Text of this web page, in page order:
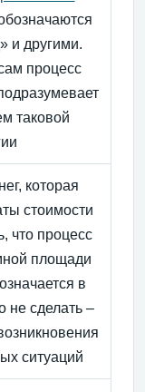
и другими.
процесс
таковой
которая
стоимости
что процесс
площади
в
не сделать –
ситуаций